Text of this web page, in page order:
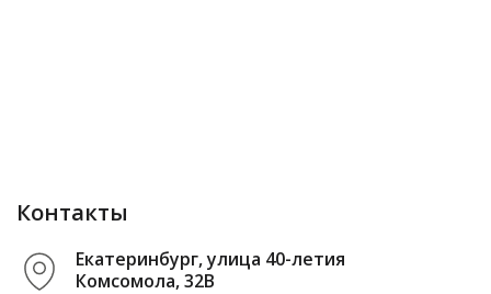
Контакты
Екатеринбург, улица 40-летия
Комсомола, 32В